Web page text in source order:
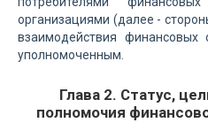
организациями (далее -
взаимодействия финансовых
уполномоченным.
Глава 2. Статус,
полномочия